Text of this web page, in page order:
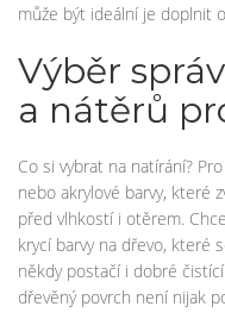
může být ideální je doplnit
Výběr
a nátěrů
Co si vybrat na natírání?
nebo akrylové barvy, které
před vlhkostí i otěrem.
krycí barvy na dřevo, které
někdy postačí i dobré
dřevěný povrch není nijak